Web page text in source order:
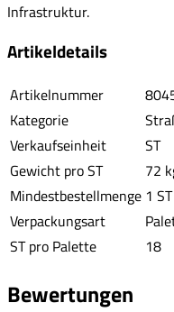
Infrastruktur.
Artikeldetails
Artikelnummer
Kategorie
Verkaufseinheit
ST
Gewicht pro ST
72
Mindestbestellmenge 1 ST
Verpackungsart
ST pro Palette
18
Bewertungen